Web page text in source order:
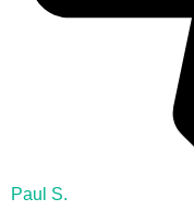
Paul S.